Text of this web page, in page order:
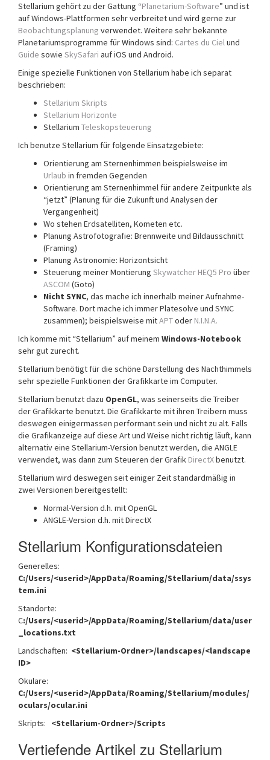
Stellarium gehört zu der Gattung “Planetarium-Software” und ist
auf Windows-Plattformen sehr verbreitet und wird gerne zur
Beobachtungsplanung verwendet. Weitere sehr bekannte
Planetariumsprogramme für Windows sind: Cartes du Cielund
Guide sowie SkySafari auf iOS und Android.
Einige spezielle Funktionen von Stellarium habe ich separat
beschrieben:
Stellarium Skripts
Stellarium Horizonte
Stellarium Teleskopsteuerung
Ich benutze Stellarium für folgende Einsatzgebiete:
Orientierung am Sternenhimmen beispielsweise im
Urlaub in fremden Gegenden
Orientierung am Sternenhimmel für andere Zeitpunkte als
“jetzt” (Planung für die Zukunft und Analysen der
Vergangenheit)
Wo stehen Erdsatelliten, Kometen etc.
Planung Astrofotografie: Brennweite und Bildausschnitt
(Framing)
Planung Astronomie: Horizontsicht
Steuerung meiner Montierung Skywatcher HEQ5 Pro über
ASCOM (Goto)
Nicht SYNC, das mache ich innerhalb meiner Aufnahme-
Software. Dort mache ich immer Platesolve und SYNC
zusammen); beispielsweise mitAPToder N.I.N.A.
Ich komme mit “Stellarium” auf meinem Windows-Notebook
sehr gut zurecht.
Stellarium benötigt für die schöne Darstellung des Nachthimmels
sehr spezielle Funktionen der Grafikkarte im Computer.
Stellarium benutzt dazu OpenGL, was seinerseits die Treiber
der Grafikkarte benutzt. Die Grafikkarte mit ihren Treibern muss
deswegen einigermassen performant sein und nicht zu alt. Falls
die Grafikanzeige auf diese Art und Weise nicht richtig läuft, kann
alternativ eine Stellarium-Version benutzt werden, die ANGLE
verwendet, was dann zum Steueren der Grafik DirectXbenutzt.
Stellarium wird deswegen seit einiger Zeit standardmäßig in
zwei Versionen bereitgestellt:
Normal-Version d.h. mit OpenGL
ANGLE-Version d.h. mit DirectX
Stellarium Konfigurationsdateien
Generelles:
C:/Users/<userid>/AppData/Roaming/Stellarium/data/ssys
tem.ini
Standorte:
C:/Users/<userid>/AppData/Roaming/Stellarium/data/user
_locations.txt
Landschaften: <Stellarium-Ordner>/landscapes/<landscape
ID>
Okulare:
C:/Users/<userid>/AppData/Roaming/Stellarium/modules/
oculars/ocular.ini
Skripts: <Stellarium-Ordner>/Scripts
Vertiefende Artikel zu Stellarium